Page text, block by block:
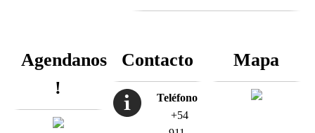
Agendanos
!
Contacto
Teléfono
+54
Mapa